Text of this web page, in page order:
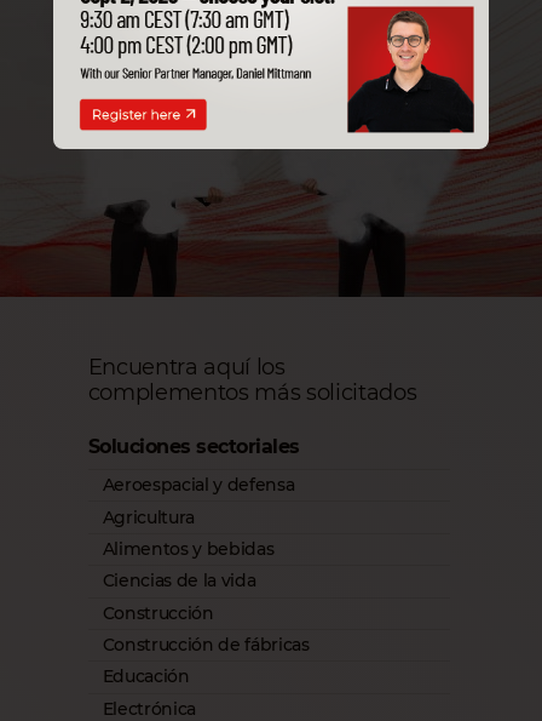
Encuentra aquí los
complementos más solicitados
Soluciones sectoriales
Aeroespacial y defensa
Agricultura
Alimentos y bebidas
Ciencias de la vida
Construcción
Construcción de fábricas
Educación
Electrónica